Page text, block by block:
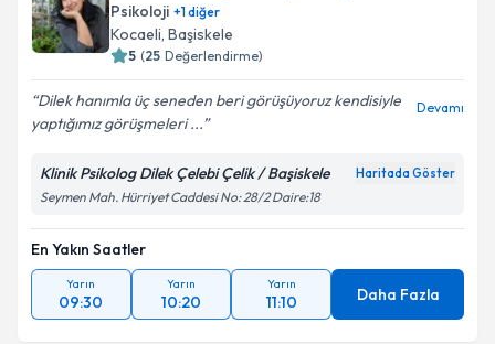
Psikoloji +1diğer
Kocaeli, Başiskele
5 (25 Değerlendirme)
Dilek hanımla üç seneden beri görüşüyoruz kendisiyle
yaptığımız görüşmeleri ...
Devamı
Klinik Psikolog Dilek Çelebi Çelik / Başiskele Haritada Göster
Seymen Mah. Hürriyet Caddesi No: 28/2 Daire:18
En Yakın Saatler
Yarın
09:30
Yarın
10:20
Yarın
11:10 Daha Fazla